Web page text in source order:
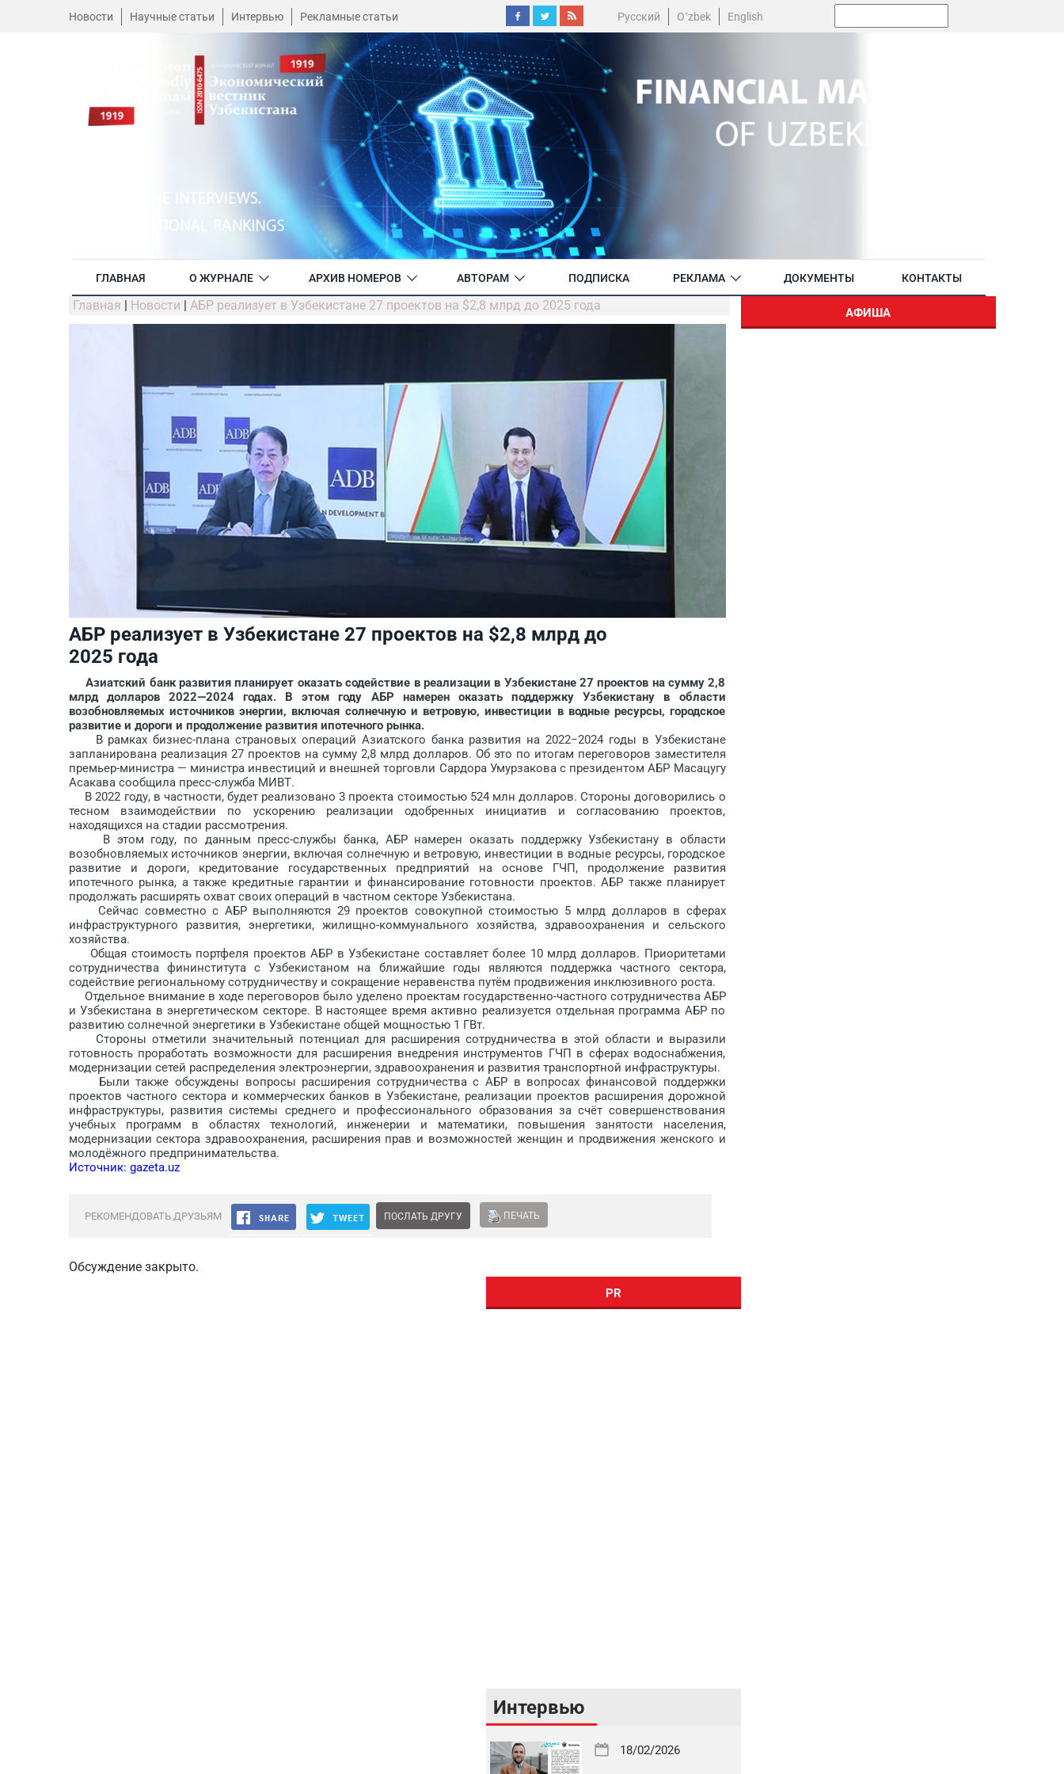
Новости Научные статьи Интервью Рекламные статьи Русский O´zbek English
ГЛАВНАЯ О ЖУРНАЛЕ АРХИВ НОМЕРОВ АВТОРАМ ПОДПИСКА РЕКЛАМА ДОКУМЕНТЫ КОНТАКТЫ
Главная | Новости | АБР реализует в Узбекистане 27 проектов на $2,8 млрд до 2025 года
АБР реализует в Узбекистане 27 проектов на $2,8 млрд до
2025 года
Азиатский банк развития планирует оказать содействие в реализации в Узбекистане 27 проектов на сумму 2,8
млрд долларов 2022—2024 годах. В этом году АБР намерен оказать поддержку Узбекистану в области
возобновляемых источников энергии, включая солнечную и ветровую, инвестиции в водные ресурсы, городское
развитие и дороги и продолжение развития ипотечного рынка.
В рамках бизнес-плана страновых операций Азиатского банка развития на 2022−2024 годы в Узбекистане
запланирована реализация 27 проектов на сумму 2,8 млрд долларов. Об это по итогам переговоров заместителя
премьер-министра — министра инвестиций и внешней торговли Сардора Умурзакова с президентом АБР Масацугу
Асакава сообщила пресс-служба МИВТ.
В 2022 году, в частности, будет реализовано 3 проекта стоимостью 524 млн долларов. Стороны договорились о
тесном взаимодействии по ускорению реализации одобренных инициатив и согласованию проектов,
находящихся на стадии рассмотрения.
В этом году, по данным пресс-службы банка, АБР намерен оказать поддержку Узбекистану в области
возобновляемых источников энергии, включая солнечную и ветровую, инвестиции в водные ресурсы, городское
развитие и дороги, кредитование государственных предприятий на основе ГЧП, продолжение развития
ипотечного рынка, а также кредитные гарантии и финансирование готовности проектов. АБР также планирует
продолжать расширять охват своих операций в частном секторе Узбекистана.
Сейчас совместно с АБР выполняются 29 проектов совокупной стоимостью 5 млрд долларов в сферах
инфраструктурного развития, энергетики, жилищно-коммунального хозяйства, здравоохранения и сельского
хозяйства.
Общая стоимость портфеля проектов АБР в Узбекистане составляет более 10 млрд долларов. Приоритетами
сотрудничества фининститута с Узбекистаном на ближайшие годы являются поддержка частного сектора,
содействие региональному сотрудничеству и сокращение неравенства путём продвижения инклюзивного роста.
Отдельное внимание в ходе переговоров было уделено проектам государственно-частного сотрудничества АБР
и Узбекистана в энергетическом секторе. В настоящее время активно реализуется отдельная программа АБР по
развитию солнечной энергетики в Узбекистане общей мощностью 1 ГВт.
Стороны отметили значительный потенциал для расширения сотрудничества в этой области и выразили
готовность проработать возможности для расширения внедрения инструментов ГЧП в сферах водоснабжения,
модернизации сетей распределения электроэнергии, здравоохранения и развития транспортной инфраструктуры.
Были также обсуждены вопросы расширения сотрудничества с АБР в вопросах финансовой поддержки
проектов частного сектора и коммерческих банков в Узбекистане, реализации проектов расширения дорожной
инфраструктуры, развития системы среднего и профессионального образования за счёт совершенствования
учебных программ в областях технологий, инженерии и математики, повышения занятости населения,
модернизации сектора здравоохранения, расширения прав и возможностей женщин и продвижения женского и
молодёжного предпринимательства.
Источник: gazeta.uz
РЕКОМЕНДОВАТЬ ДРУЗЬЯМ ПОСЛАТЬ ДРУГУ ПЕЧАТЬ
Обсуждение закрыто.
АФИША
PR
Интервью
18/02/2026